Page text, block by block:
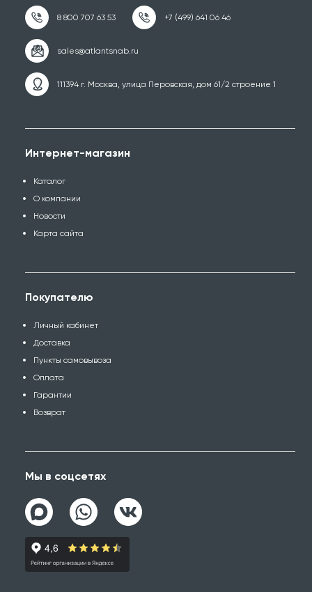
111394 г. Москва, улица Перовская, дом 61/2 строение 1
Интернет-магазин
Каталог
О компании
Новости
Карта сайта
Покупателю
Личный кабинет
Доставка
Пункты самовывоза
Оплата
Гарантии
Возврат
Мы в соцсетях